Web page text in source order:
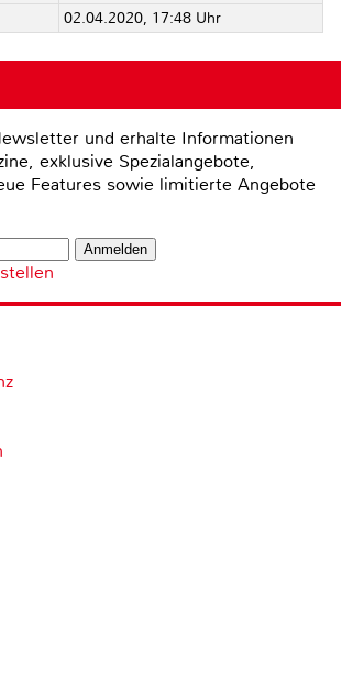
02.04.2020, 17:48 Uhr
und erhalte Informationen
exklusive Spezialangebote,
Features sowie limitierte Angebote